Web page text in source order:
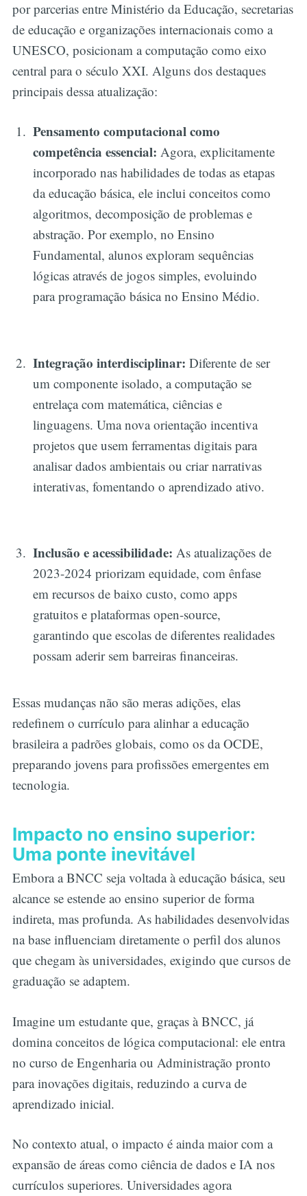
por parcerias entre Ministério da Educação, secretarias
de educação e organizações internacionais como a
UNESCO, posicionam a computação como eixo
central para o século XXI. Alguns dos destaques
principais dessa atualização:
Pensamento computacional como
competência essencial: Agora, explicitamente
incorporado nas habilidades de todas as etapas
da educação básica, ele inclui conceitos como
algoritmos, decomposição de problemas e
abstração. Por exemplo, no Ensino
Fundamental, alunos exploram sequências
lógicas através de jogos simples, evoluindo
para programação básica no Ensino Médio.
Integração interdisciplinar:Diferente de ser
um componente isolado, a computação se
entrelaça com matemática, ciências e
linguagens. Uma nova orientação incentiva
projetos que usem ferramentas digitais para
analisar dados ambientais ou criar narrativas
interativas, fomentando o aprendizado ativo.
Inclusão e acessibilidade: As atualizações de
2023-2024 priorizam equidade, com ênfase
em recursos de baixo custo, como apps
gratuitos e plataformas open-source,
garantindo que escolas de diferentes realidades
possam aderir sem barreiras financeiras.
Essas mudanças não são meras adições, elas
redefinem o currículo para alinhar a educação
brasileira a padrões globais, como os da OCDE,
preparando jovens para profissões emergentes em
tecnologia.
Impacto no ensino superior:
Uma ponte inevitável
Embora a BNCC seja voltada à educação básica, seu
alcance se estende ao ensino superior de forma
indireta, mas profunda. As habilidades desenvolvidas
na base influenciam diretamente o perfil dos alunos
que chegam às universidades, exigindo que cursos de
graduação se adaptem.
Imagine um estudante que, graças à BNCC, já
domina conceitos de lógica computacional: ele entra
no curso de Engenharia ou Administração pronto
para inovações digitais, reduzindo a curva de
aprendizado inicial.
No contexto atual, o impacto é ainda maior com a
expansão de áreas como ciência de dados e IA nos
currículos superiores. Universidades agora